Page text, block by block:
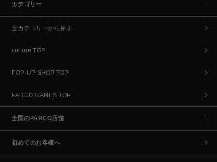
カテゴリー
全カテゴリーから探す
culture TOP
POP-UP SHOP TOP
PARCO GAMES TOP
全国のPARCO店舗
初めてのお客様へ